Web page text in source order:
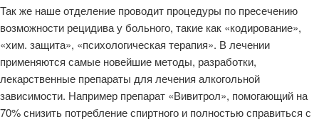
Так же наше отделение проводит процедуры по пресечению
возможности рецидива у больного, такие как «кодирование»,
«хим. защита», «психологическая терапия». В лечении
применяются самые новейшие методы, разработки,
лекарственные препараты для лечения алкогольной
зависимости. Например препарат «Вивитрол», помогающий на
70% снизить потребление спиртного и полностью справиться с